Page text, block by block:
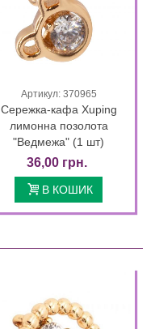
Артикул: 370965
Сережка-кафа Xuping
лимонна позолота
"Ведмежа" (1 шт)
36,00 грн.
В КОШИК